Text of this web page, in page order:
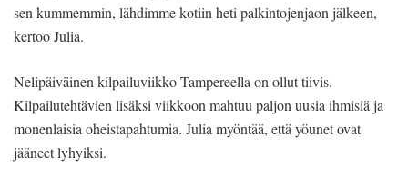
sen kummemmin, lähdimme kotiin heti palkintojenjaon jälkeen,
kertoo Julia.
Nelipäiväinen kilpailuviikko Tampereella on ollut tiivis.
Kilpailutehtävien lisäksi viikkoon mahtuu paljon uusia ihmisiä ja
monenlaisia oheistapahtumia. Julia myöntää, että yöunet ovat
jääneet lyhyiksi.